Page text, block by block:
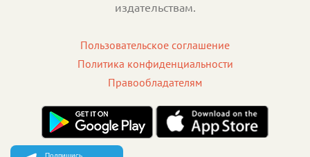
издательствам.
Пользовательское соглашение
Политика конфиденциальности
Правообладателям
Подпишись